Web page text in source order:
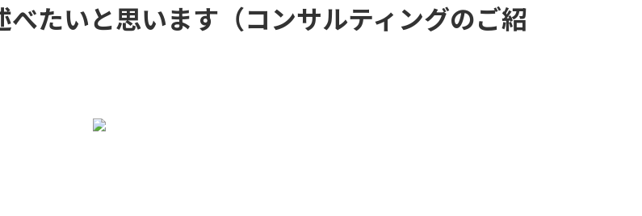
たいと思います（コンサルティングのご紹